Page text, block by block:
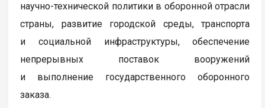
научно-технической политики в оборонной отрасли
страны, развитие городской среды, транспорта
и социальной инфраструктуры, обеспечение
непрерывных поставок вооружений
и выполнение государственного оборонного
заказа.